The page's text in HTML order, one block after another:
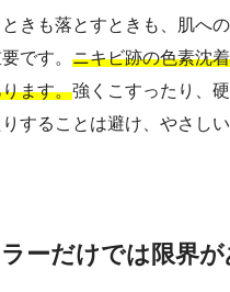
きも落とすときも、肌へ
です。 ニキビ跡の色素沈
ます。強くこすったり、
することは避け、やさし
ーだけでは限界